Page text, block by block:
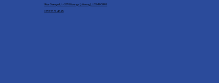
1 Rue Geespelt, L-3378 Livange (Léiweng), LUXEMBOURG
+352 26 37 40 45